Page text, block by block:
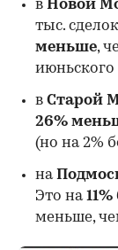
в Новой
тыс.
меньше,
июньского
в Старой
26%
(но на 2%
на
Это на
меньше,